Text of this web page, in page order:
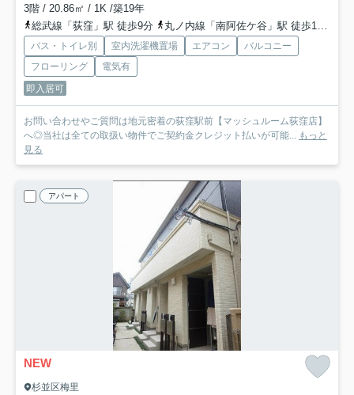
3階 / 20.86㎡ / 1K /築19年
総武線「荻窪」駅 徒歩9分
丸ノ内線「南阿佐ケ谷」駅 徒歩15分
バス・トイレ別 室内洗濯機置場 エアコン
バルコニー
フローリング
電気有
即入居可
お問い合わせやご質問は地元密着の荻窪駅前【マッシュルーム荻窪店】
へ◎当社は全ての取扱い物件でご契約金クレジット払いが可能... もっと
見る
アパート
NEW
杉並区梅里